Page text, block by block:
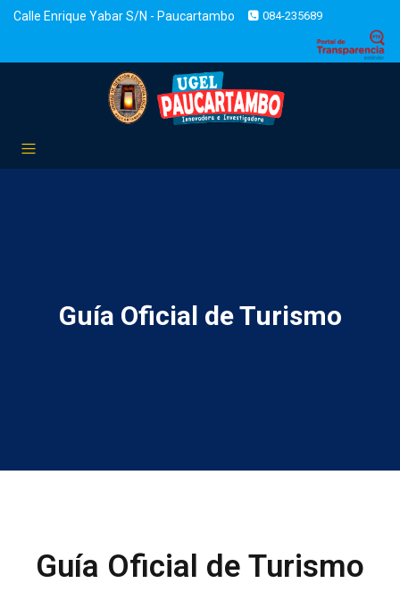
Calle Enrique Yabar S/N - Paucartambo 084-235689
Guía Oficial de Turismo
Guía Oficial de Turismo